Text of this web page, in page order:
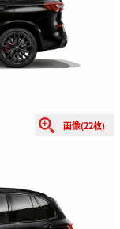
画像(22枚)